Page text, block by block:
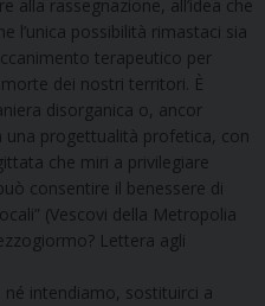
alla rassegnazione, all’idea che
l’unica possibilità rimastaci sia
terapeutico per
dei nostri territori. È
disorganica o, ancor
progettualità profetica, con
che miri a privilegiare
consentire il benessere di
(Vescovi della Metropolia
Lettera agli
intendiamo, sostituirci a